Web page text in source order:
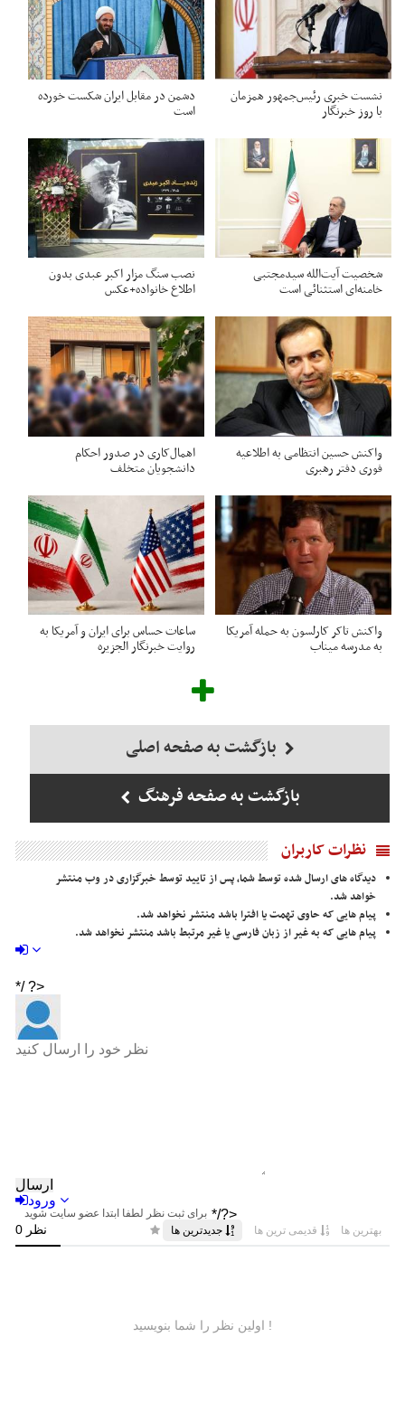
نشست خبری رئیس‌جمهور همزمان
با روز خبرنگار
دشمن در مقابل ایران شکست خورده
است
شخصیت آیت‌الله سیدمجتبی
خامنه‌ای استثنائی است
نصب سنگ مزار اکبر عبدی بدون
اطلاع خانواده+عکس
واکنش حسین انتظامی به اطلاعیه
فوری دفتر رهبری
اهمال‌کاری در صدور احکام‌
دانشجویان متخلف
واکنش تاکر کارلسون به حمله آمریکا
به مدرسه میناب
ساعات حساس برای ایران و آمریکا به
روایت خبرنگار الجزیره
بازگشت به صفحه اصلی
بازگشت به صفحه فرهنگ
نظرات کاربران
دیدگاه های ارسال شده توسط شما، پس از تایید توسط خبرگزاری در وب منتشر
خواهد شد.
پیام هایی که حاوی تهمت یا افترا باشد منتشر نخواهد شد.
پیام هایی که به غیر از زبان فارسی یا غیر مرتبط باشد منتشر نخواهد شد.